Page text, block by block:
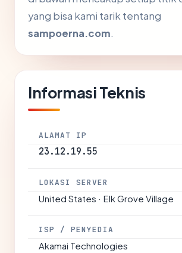
yang bisa kami tarik tentang
sampoerna.com.
Informasi Teknis
ALAMAT IP
23.12.19.55
LOKASI SERVER
United States · Elk Grove Village
ISP / PENYEDIA
Akamai Technologies